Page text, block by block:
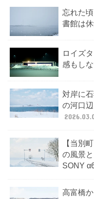
忘れた
書館は
ロイズ
感もし
対岸に
の河口
【当別
の風景
SONY
高富橋